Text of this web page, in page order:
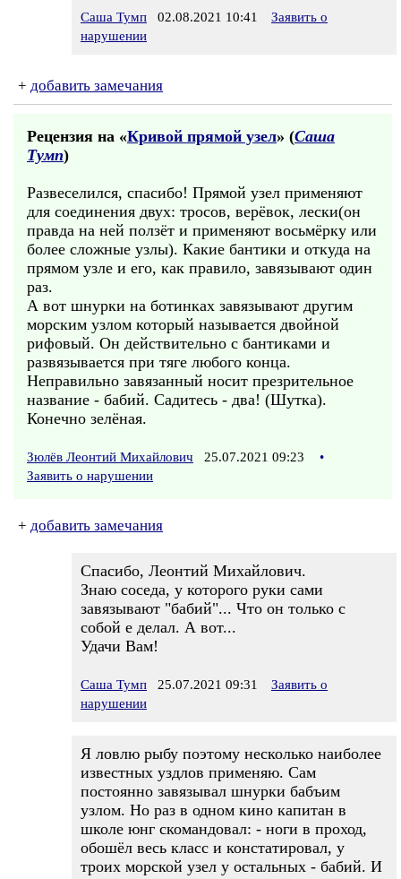
Саша Тумп 02.08.2021 10:41
Заявить о
нарушении
+ добавить замечания
Рецензия на «Кривой прямой узел» (Саша
Тумп)
Развеселился, спасибо! Прямой узел применяют
для соединения двух: тросов, верёвок, лески(он
правда на ней ползёт и применяют восьмёрку или
более сложные узлы). Какие бантики и откуда на
прямом узле и его, как правило, завязывают один
раз.
А вот шнурки на ботинках завязывают другим
морским узлом который называется двойной
рифовый. Он действительно с бантиками и
развязывается при тяге любого конца.
Неправильно завязанный носит презрительное
название - бабий. Садитесь - два! (Шутка).
Конечно зелёная.
Зюлёв Леонтий Михайлович 25.07.2021 09:23
•
Заявить о нарушении
+ добавить замечания
Спасибо, Леонтий Михайлович.
Знаю соседа, у которого руки сами
завязывают "бабий"... Что он только с
собой е делал. А вот...
Удачи Вам!
Саша Тумп 25.07.2021 09:31
Заявить о
нарушении
Я ловлю рыбу поэтому несколько наиболее
известных уздлов применяю. Сам
постоянно завязывал шнурки бабъим
узлом. Но раз в одном кино капитан в
школе юнг скомандовал: - ноги в проход,
обошёл весь класс и констатировал, у
троих морской узел у остальных - бабий. И